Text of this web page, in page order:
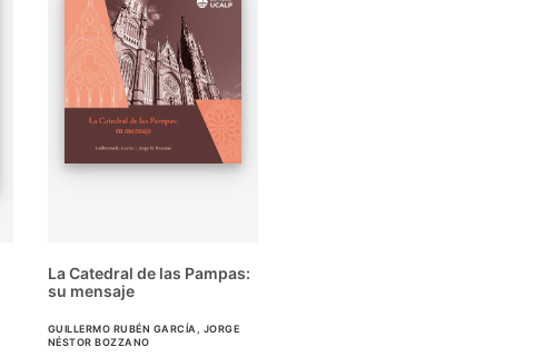
La Catedral de las Pampas:
su mensaje
GUILLERMO RUBÉN GARCÍA, JORGE
NÉSTOR BOZZANO